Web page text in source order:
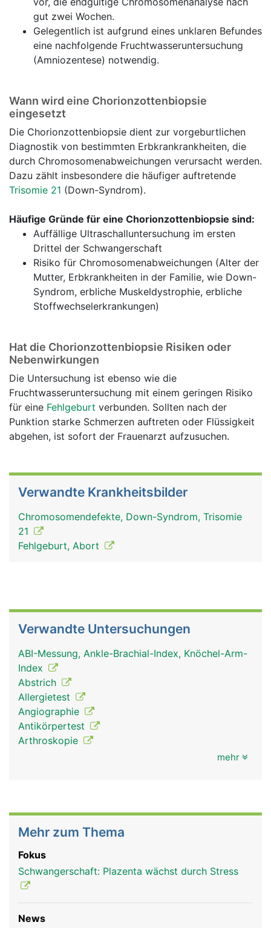
gut zwei Wochen.
Gelegentlich ist aufgrund eines unklaren Befundes
eine nachfolgende Fruchtwasseruntersuchung
(Amniozentese) notwendig.
Wann wird eine Chorionzottenbiopsie
eingesetzt
Die Chorionzottenbiopsie dient zur vorgeburtlichen
Diagnostik von bestimmten Erbkrankrankheiten, die
durch Chromosomenabweichungen verursacht werden.
Dazu zählt insbesondere die häufiger auftretende
Trisomie 21 (Down-Syndrom).
Häufige Gründe für eine Chorionzottenbiopsie sind:
Auffällige Ultraschalluntersuchung im ersten
Drittel der Schwangerschaft
Risiko für Chromosomenabweichungen (Alter der
Mutter, Erbkrankheiten in der Familie, wie Down-
Syndrom, erbliche Muskeldystrophie, erbliche
Stoffwechselerkrankungen)
Hat die Chorionzottenbiopsie Risiken oder
Nebenwirkungen
Die Untersuchung ist ebenso wie die
Fruchtwasseruntersuchung mit einem geringen Risiko
für eine Fehlgeburt verbunden. Sollten nach der
Punktion starke Schmerzen auftreten oder Flüssigkeit
abgehen, ist sofort der Frauenarzt aufzusuchen.
Verwandte Krankheitsbilder
Chromosomendefekte, Down-Syndrom, Trisomie
21
Fehlgeburt, Abort
Verwandte Untersuchungen
ABI-Messung, Ankle-Brachial-Index, Knöchel-Arm-
Index
Abstrich
Allergietest
Angiographie
Antikörpertest
Arthroskopie
mehr
Mehr zum Thema
Fokus
Schwangerschaft: Plazenta wächst durch Stress
News